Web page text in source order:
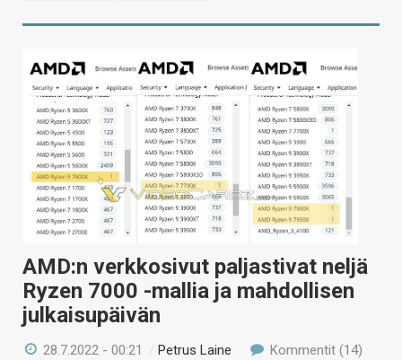
AMD:n verkkosivut paljastivat neljä
Ryzen 7000 -mallia ja mahdollisen
julkaisupäivän
28.7.2022 - 00:21 /Petrus Laine Kommentit (14)